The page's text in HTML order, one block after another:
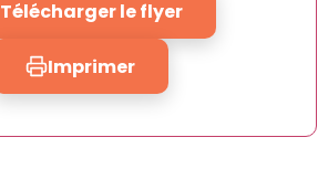
Télécharger le flyer
Imprimer